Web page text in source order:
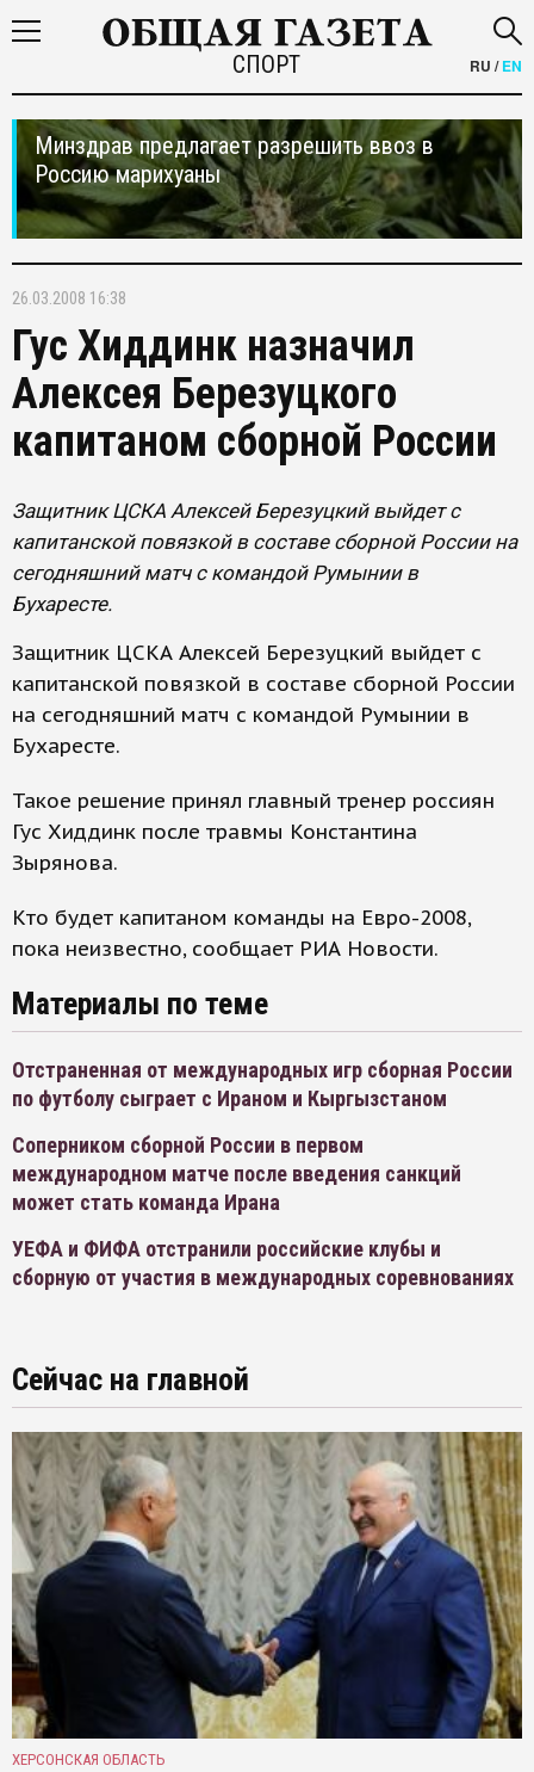
СПОРТ RU /EN
Минздрав предлагает разрешить ввоз в
Россию марихуаны
26.03.2008 16:38
Гус Хиддинк назначил
Алексея Березуцкого
капитаном сборной России
Защитник ЦСКА Алексей Березуцкий выйдет с
капитанской повязкой в составе сборной России на
сегодняшний матч с командой Румынии в
Бухаресте.
Защитник ЦСКА Алексей Березуцкий выйдет с
капитанской повязкой в составе сборной России
на сегодняшний матч с командой Румынии в
Бухаресте.
Такое решение принял главный тренер россиян
Гус Хиддинк после травмы Константина
Зырянова.
Кто будет капитаном команды на Евро-2008,
пока неизвестно, сообщает РИА Новости.
Материалы по теме
Отстраненная от международных игр сборная России
по футболу сыграет с Ираном и Кыргызстаном
Соперником сборной России в первом
международном матче после введения санкций
может стать команда Ирана
УЕФА и ФИФА отстранили российские клубы и
сборную от участия в международных соревнованиях
Сейчас на главной
ХЕРСОНСКАЯ ОБЛАСТЬ